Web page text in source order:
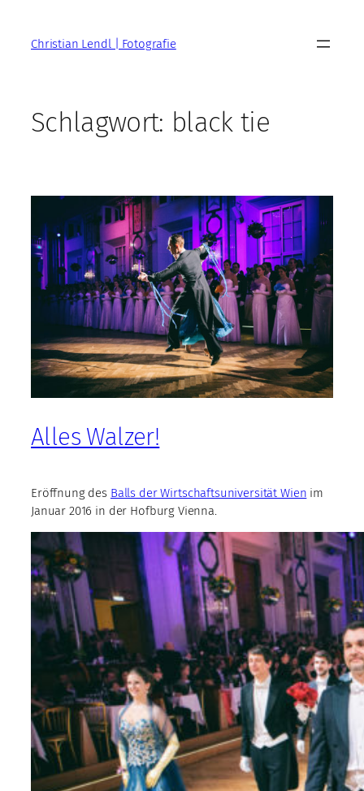
springenChristian Lendl | Fotografie
Schlagwort: black tie
Alles Walzer!
Eröffnung des Balls der Wirtschaftsuniversität Wien im
Januar 2016 in der Hofburg Vienna.